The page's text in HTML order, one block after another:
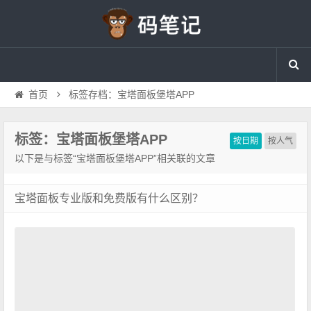
首页 标签存档：宝塔面板堡塔APP
按日期 按人气
标签：宝塔面板堡塔APP
以下是与标签“宝塔面板堡塔APP”相关联的文章
宝塔面板专业版和免费版有什么区别？